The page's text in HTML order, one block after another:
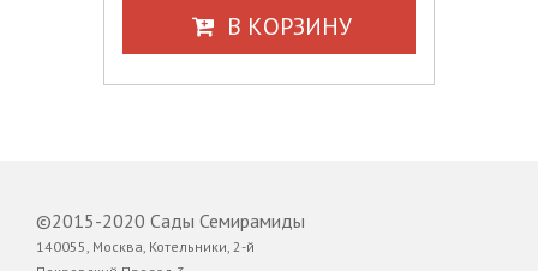
В КОРЗИНУ
©2015-2020 Сады Семирамиды
140055, Москва, Котельники, 2-й